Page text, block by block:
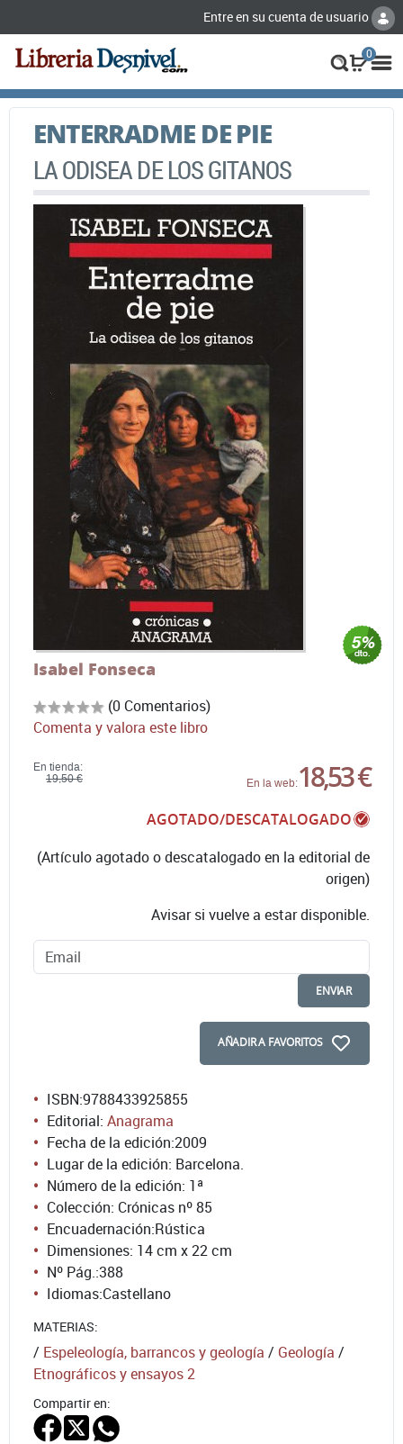
Entre en su cuenta de usuario
0
ENTERRADME DE PIE
LA ODISEA DE LOS GITANOS
Isabel Fonseca
(0 Comentarios)
Comenta y valora este libro
En tienda:
19,50 €
En la web:18,53 €
AGOTADO/DESCATALOGADO
(Artículo agotado o descatalogado en la editorial de
origen)
Avisar si vuelve a estar disponible.
ENVIAR
AÑADIR A FAVORITOS
ISBN:9788433925855
Editorial: Anagrama
Fecha de la edición:2009
Lugar de la edición: Barcelona.
Número de la edición: 1ª
Colección: Crónicas nº 85
Encuadernación:Rústica
Dimensiones: 14 cm x 22 cm
Nº Pág.:388
Idiomas:Castellano
MATERIAS:
/ Espeleología, barrancos y geología / Geología /
Etnográficos y ensayos 2
Compartir en: